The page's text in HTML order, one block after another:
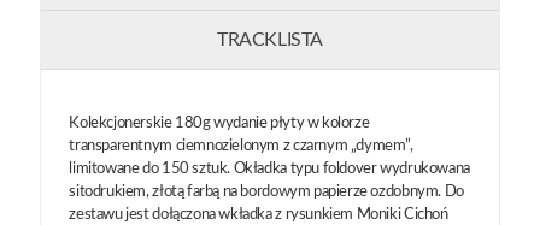
TRACKLISTA
Kolekcjonerskie 180g wydanie płyty w kolorze
transparentnym ciemnozielonym z czarnym „dymem”,
limitowane do 150 sztuk. Okładka typu foldover wydrukowana
sitodrukiem, złotą farbą na bordowym papierze ozdobnym. Do
zestawu jest dołączona wkładka z rysunkiem Moniki Cichoń